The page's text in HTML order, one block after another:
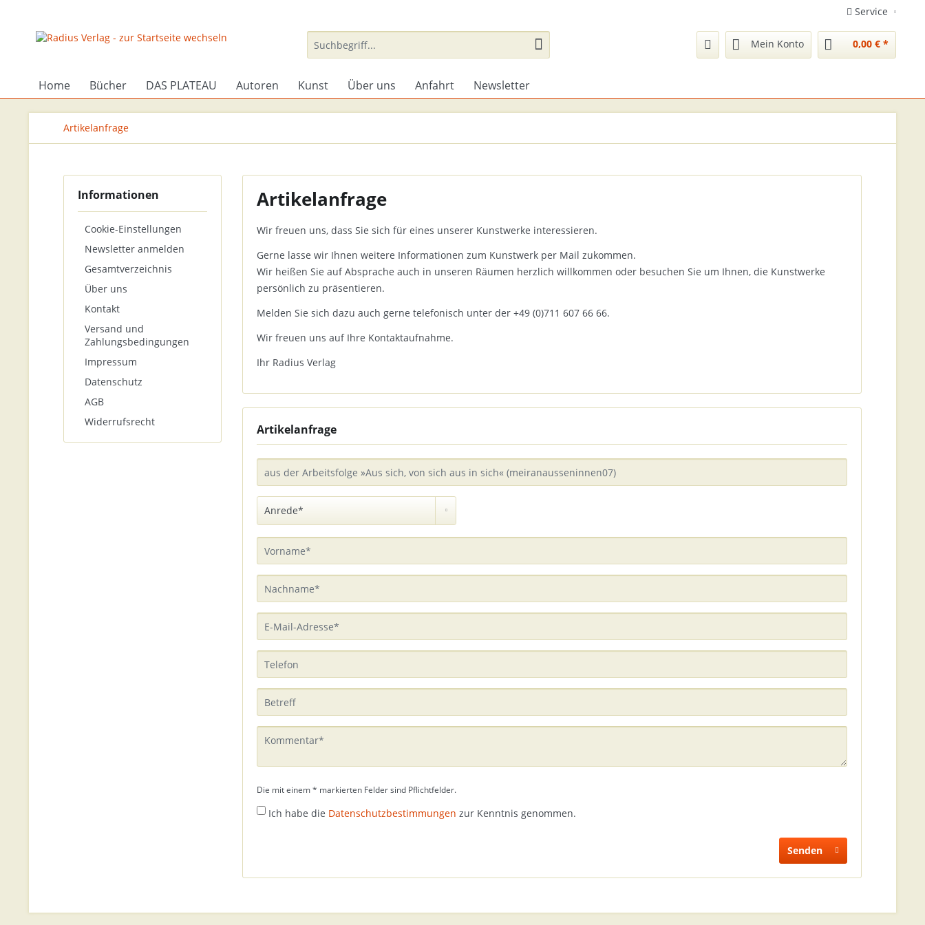
Service
Mein Konto 0,00 € *
Home Bücher DAS PLATEAU Autoren Kunst Über uns Anfahrt Newsletter
Artikelanfrage
Informationen
Cookie-Einstellungen
Newsletter anmelden
Gesamtverzeichnis
Über uns
Kontakt
Versand und
Zahlungsbedingungen
Impressum
Datenschutz
AGB
Widerrufsrecht
Artikelanfrage
Wir freuen uns, dass Sie sich für eines unserer Kunstwerke interessieren.
Gerne lasse wir Ihnen weitere Informationen zum Kunstwerk per Mail zukommen.
Wir heißen Sie auf Absprache auch in unseren Räumen herzlich willkommen oder besuchen Sie um Ihnen, die Kunstwerke
persönlich zu präsentieren.
Melden Sie sich dazu auch gerne telefonisch unter der +49 (0)711 607 66 66.
Wir freuen uns auf Ihre Kontaktaufnahme.
Ihr Radius Verlag
Artikelanfrage
Die mit einem * markierten Felder sind Pflichtfelder.
Ich habe die Datenschutzbestimmungen zur Kenntnis genommen.
Senden